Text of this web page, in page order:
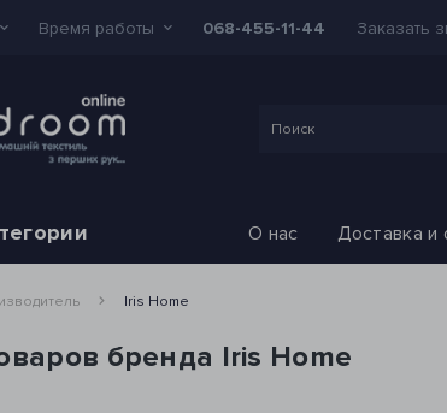
Время работы 068-455-11-44 Заказать
О нас Доставка и
Iris Home
бренда Iris Home